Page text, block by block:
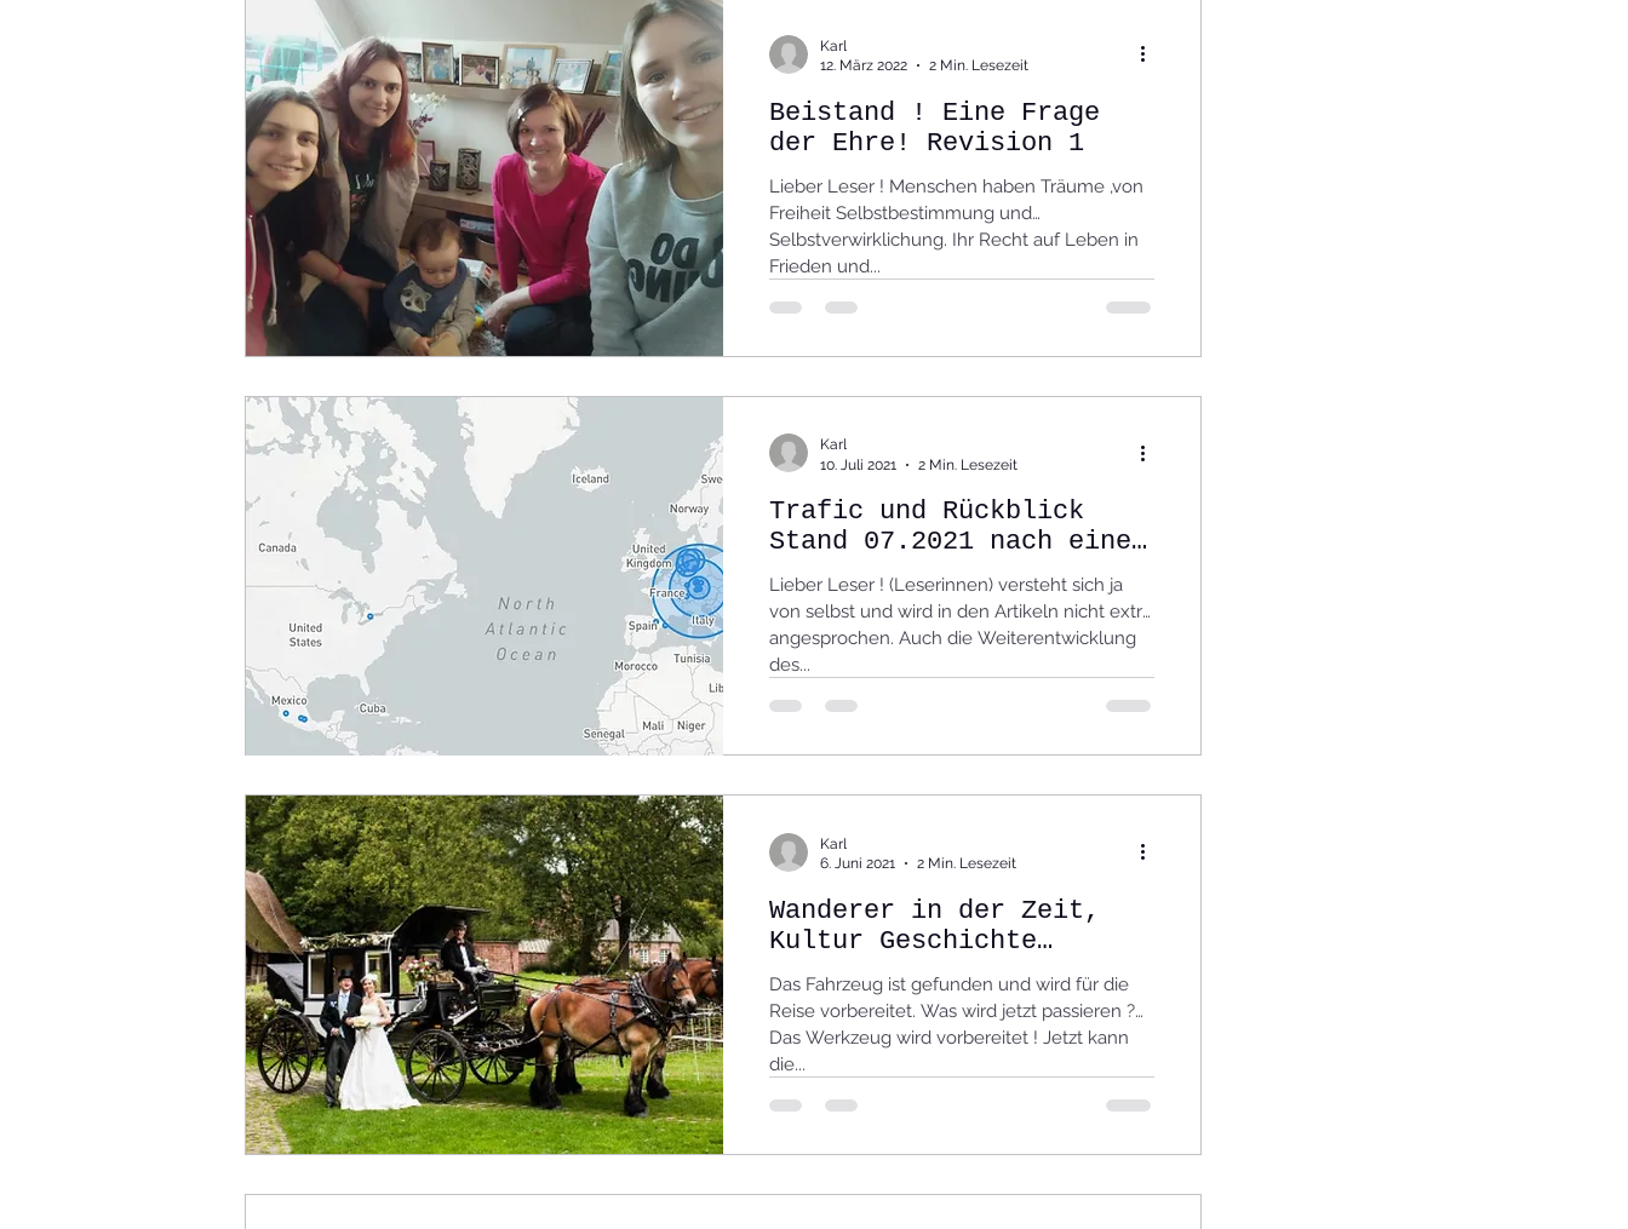
EL CÓNDOR PASA Fotos Videos Reportagen
Team Geschichte Historische Technik Kultur im Wandel
Reisemobiltechnik Reisen und Tourenplanung, Film und Foto
Karl
12. März 2022
2 Min. Lesezeit
Beistand ! Eine Frage
der Ehre! Revision 1
Lieber Leser ! Menschen haben Träume ,von
Freiheit Selbstbestimmung und
Selbstverwirklichung. Ihr Recht auf Leben in
Frieden und...
Karl
10. Juli 2021
2 Min. Lesezeit
Trafic und Rückblick
Stand 07.2021 nach einem
halben Jahr online !
Lieber Leser ! (Leserinnen) versteht sich ja
von selbst und wird in den Artikeln nicht extra
angesprochen. Auch die Weiterentwicklung
des...
Karl
6. Juni 2021
2 Min. Lesezeit
Wanderer in der Zeit,
Kultur Geschichte
Technik !
Das Fahrzeug ist gefunden und wird für die
Reise vorbereitet. Was wird jetzt passieren ?
Das Werkzeug wird vorbereitet ! Jetzt kann
die...